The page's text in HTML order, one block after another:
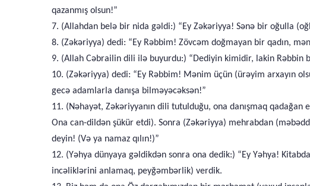
qazanmış olsun!”
7. (Allahdan belə bir nida gəldi:) “Ey Zəkəriyya! Sənə bir oğulla
8. (Zəkəriyya) dedi: “Ey Rəbbim! Zövcəm doğmayan bir qadın,
9. (Allah Cəbrailin dili ilə buyurdu:) “Dediyin kimidir, lakin Rəbbin
10. (Zəkəriyya) dedi: “Ey Rəbbim! Mənim üçün (ürəyim arxayın
gecə adamlarla danışa bilməyəcəksən!”
11. (Nəhayət, Zəkəriyyanın dili tutulduğu, ona danışmaq
Ona can-dildən şükür etdi). Sonra (Zəkəriyya) mehrabdan
deyin! (Və ya namaz qılın!)”
12. (Yəhya dünyaya gəldikdən sonra ona dedik:) “Ey Yəhya!
incəliklərini anlamaq, peyğəmbərlik) verdik.